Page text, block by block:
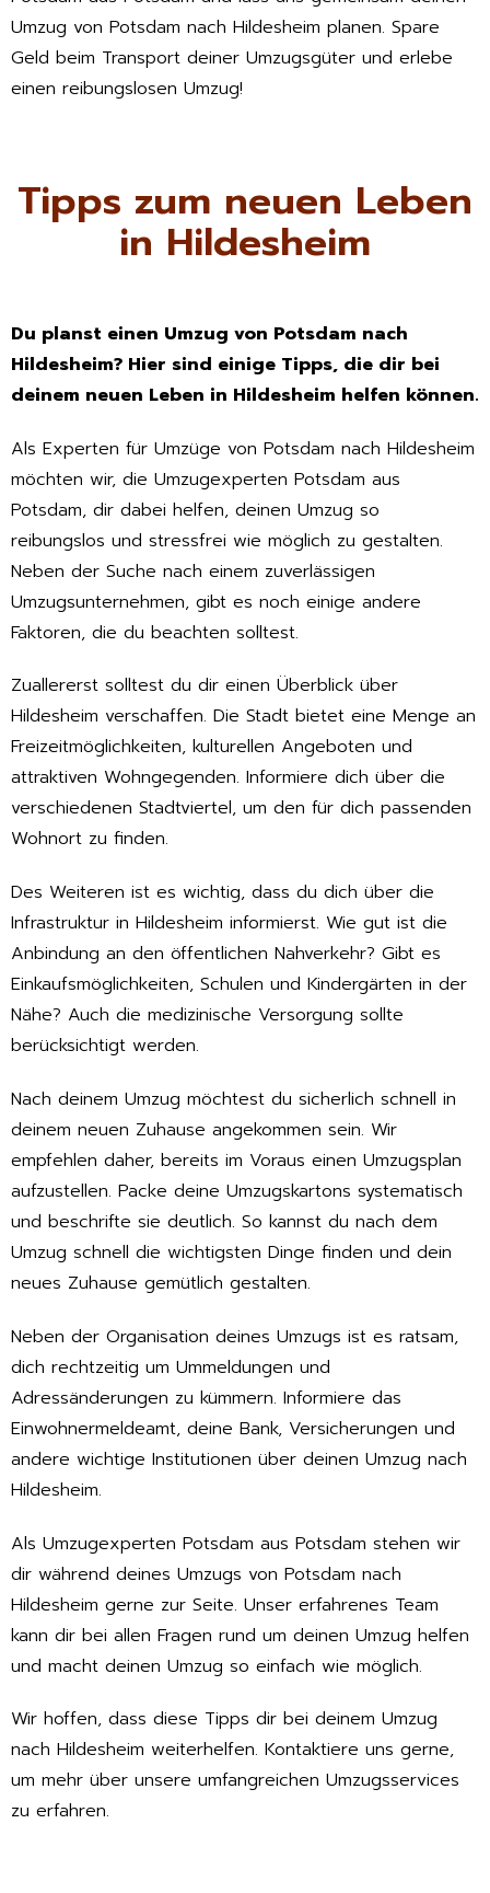
Umzug von Potsdam nach Hildesheim planen. Spare
Geld beim Transport deiner Umzugsgüter und erlebe
einen reibungslosen Umzug!
Tipps zum neuen Leben
in Hildesheim
Du planst einen Umzug von Potsdam nach
Hildesheim? Hier sind einige Tipps, die dir bei
deinem neuen Leben in Hildesheim helfen können.
Als Experten für Umzüge von Potsdam nach Hildesheim
möchten wir, die Umzugexperten Potsdam aus
Potsdam, dir dabei helfen, deinen Umzug so
reibungslos und stressfrei wie möglich zu gestalten.
Neben der Suche nach einem zuverlässigen
Umzugsunternehmen, gibt es noch einige andere
Faktoren, die du beachten solltest.
Zuallererst solltest du dir einen Überblick über
Hildesheim verschaffen. Die Stadt bietet eine Menge an
Freizeitmöglichkeiten, kulturellen Angeboten und
attraktiven Wohngegenden. Informiere dich über die
verschiedenen Stadtviertel, um den für dich passenden
Wohnort zu finden.
Des Weiteren ist es wichtig, dass du dich über die
Infrastruktur in Hildesheim informierst. Wie gut ist die
Anbindung an den öffentlichen Nahverkehr? Gibt es
Einkaufsmöglichkeiten, Schulen und Kindergärten in der
Nähe? Auch die medizinische Versorgung sollte
berücksichtigt werden.
Nach deinem Umzug möchtest du sicherlich schnell in
deinem neuen Zuhause angekommen sein. Wir
empfehlen daher, bereits im Voraus einen Umzugsplan
aufzustellen. Packe deine Umzugskartons systematisch
und beschrifte sie deutlich. So kannst du nach dem
Umzug schnell die wichtigsten Dinge finden und dein
neues Zuhause gemütlich gestalten.
Neben der Organisation deines Umzugs ist es ratsam,
dich rechtzeitig um Ummeldungen und
Adressänderungen zu kümmern. Informiere das
Einwohnermeldeamt, deine Bank, Versicherungen und
andere wichtige Institutionen über deinen Umzug nach
Hildesheim.
Als Umzugexperten Potsdam aus Potsdam stehen wir
dir während deines Umzugs von Potsdam nach
Hildesheim gerne zur Seite. Unser erfahrenes Team
kann dir bei allen Fragen rund um deinen Umzug helfen
und macht deinen Umzug so einfach wie möglich.
Wir hoffen, dass diese Tipps dir bei deinem Umzug
nach Hildesheim weiterhelfen. Kontaktiere uns gerne,
um mehr über unsere umfangreichen Umzugsservices
zu erfahren.